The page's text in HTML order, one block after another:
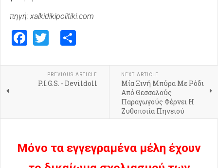
πηγή: xalkidikipolitiki.com
Facebook
Twitter
PREVIOUS ARTICLE
P.I.G.S. - Devildoll
NEXT ARTICLE
Μία Ξινή Μπύρα Με Ρόδι
Από Θεσσαλούς
Παραγωγούς Φέρνει Η
Ζυθοποιία Πηνειού
Μόνο τα εγγεγραμένα μέλη έχουν